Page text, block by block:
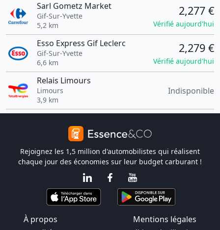
Sarl Gometz Market
Gif-Sur-Yvette
5,2 km
2,277 €
Vérifié aujourd'hui
Esso Express Gif Leclerc
Gif-Sur-Yvette
6,6 km
2,279 €
Vérifié aujourd'hui
Relais Limours
Limours
3,9 km
Indisponible
Rejoignez les 1,5 million d'automobilistes qui réalisent
chaque jour des économies sur leur budget carburant !
À propos Mentions légales